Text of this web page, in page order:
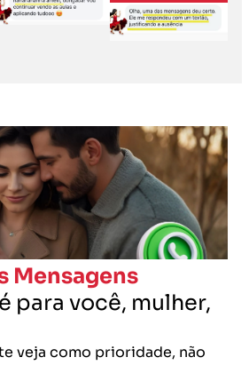
Mensagens
é para você, mulher,
veja como prioridade, não